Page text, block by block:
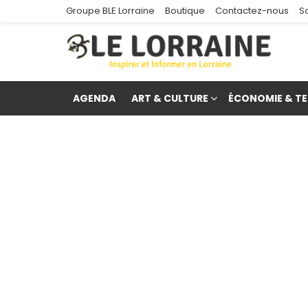
Groupe BLE Lorraine Boutique Contactez-nous
AGENDA ART & CULTURE ÉCONOMIE &